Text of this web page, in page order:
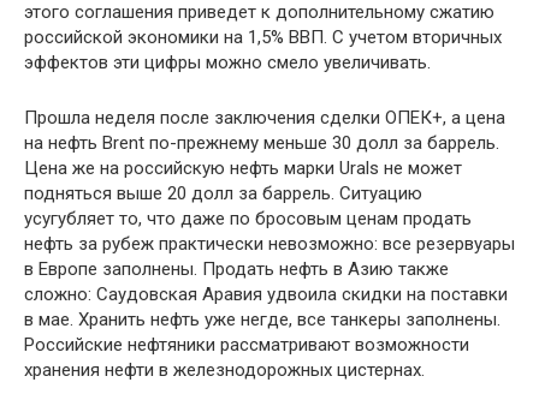
этого соглашения приведет к дополнительному сжатию
российской экономики на 1,5% ВВП. С учетом вторичных
эффектов эти цифры можно смело увеличивать.
Прошла неделя после заключения сделки ОПЕК+, а цена
на нефть Brent по-прежнему меньше 30 долл за баррель.
Цена же на российскую нефть марки Urals не может
подняться выше 20 долл за баррель. Ситуацию
усугубляет то, что даже по бросовым ценам продать
нефть за рубеж практически невозможно: все резервуары
в Европе заполнены. Продать нефть в Азию также
сложно: Саудовская Аравия удвоила скидки на поставки
в мае. Хранить нефть уже негде, все танкеры заполнены.
Российские нефтяники рассматривают возможности
хранения нефти в железнодорожных цистернах.